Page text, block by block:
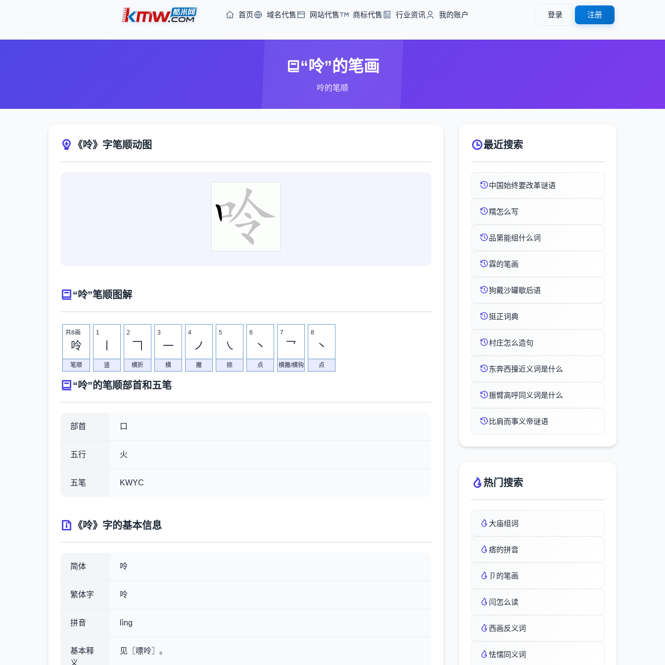
首页 域名代售 网站代售 商标代售 行业资讯 我的账户 登录 注册
“呤”的笔画
呤的笔顺
《呤》字笔顺动图
“呤”笔顺图解
共8画
呤
笔顺
1
竖
2
𠃍
横折
3
一
横
4
ノ
撇
5
㇏
捺
6
丶
点
7
乛
横撇/横钩
8
丶
点
“呤”的笔顺部首和五笔
部首 口
五行 火
五笔 KWYC
《呤》字的基本信息
简体 呤
繁体字 呤
拼音 lìng
基本释
义
见〖嘌呤〗。
最近搜索
中国始终要改革谜语
羺怎么写
品第能组什么词
霖的笔画
狗戴沙罐歇后语
挺正词典
村庄怎么造句
东奔西撞近义词是什么
振臂高呼同义词是什么
比肩而事义帝谜语
热门搜索
大庙组词
痞的拼音
卩的笔画
闫怎么读
西画反义词
怯懦同义词